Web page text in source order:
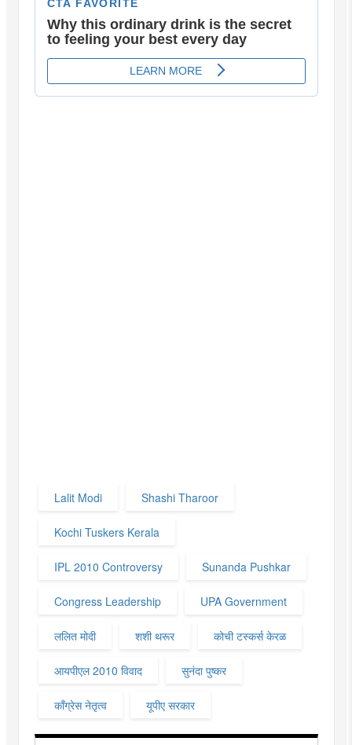
Lalit Modi Shashi Tharoor
Kochi Tuskers Kerala
IPL 2010 Controversy Sunanda Pushkar
Congress Leadership UPA Government
ललित मोदी शशी थरूर कोची टस्कर्स केरळ
आयपीएल 2010 विवाद सुनंदा पुष्कर
काँग्रेस नेतृत्व यूपीए सरकार